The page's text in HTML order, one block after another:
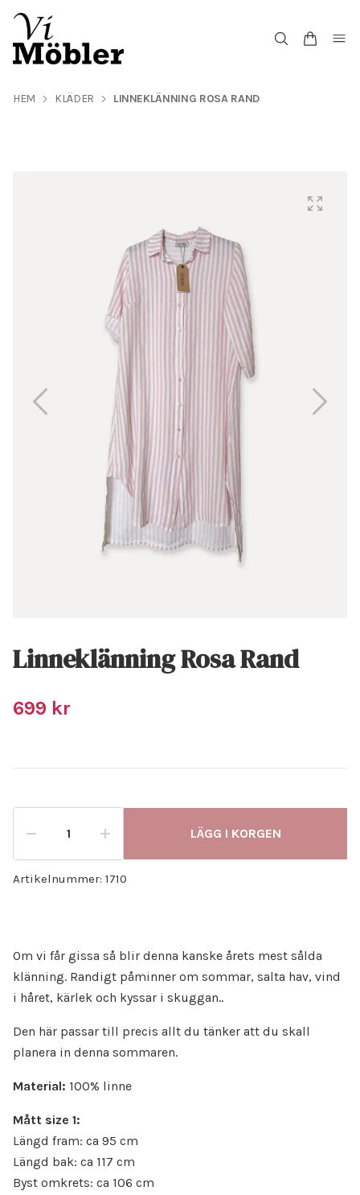
HEM KLÄDER LINNEKLÄNNING ROSA RAND
Linneklänning Rosa Rand
699 kr
LÄGG I KORGEN
Artikelnummer: 1710
Om vi får gissa så blir denna kanske årets mest sålda
klänning. Randigt påminner om sommar, salta hav, vind
i håret, kärlek och kyssar i skuggan..
Den här passar till precis allt du tänker att du skall
planera in denna sommaren.
Material: 100% linne
Mått size 1:
Längd fram: ca 95 cm
Längd bak: ca 117 cm
Byst omkrets: ca 106 cm